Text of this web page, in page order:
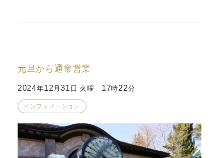
元旦から通常営業
2024年12 月31 日 火曜 17時22分
インフォメーション